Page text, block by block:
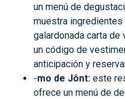
un menú de
muestra ingredientes
galardonada carta
un código de
anticipación y
-mo de Jônt: este
ofrece un menú de